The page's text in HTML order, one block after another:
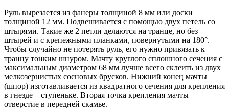
Руль вырезается из фанеры толщиной 8 мм или доски
толщиной 12 мм. Подвешивается с помощью двух петель со
штырями. Такие же 2 петли делаются на транце, но без
штырей и с крепежными планками, повернутыми на 180°.
Чтобы случайно не потерять руль, его нужно привязать к
транцу тонким шнуром. Мачту круглого сплошного сечения с
максимальным диаметром 68 мм лучше всего склеить из двух
мелкозернистых сосновых брусков. Нижний конец мачты
(шпор) изготавливается из квадратного сечения для крепления
в гнезде – ступеньке. Вторая точка крепления мачты –
отверстие в передней скамье.